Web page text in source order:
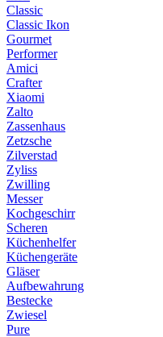
Classic
Classic Ikon
Gourmet
Performer
Amici
Crafter
Xiaomi
Zalto
Zassenhaus
Zetzsche
Zilverstad
Zyliss
Zwilling
Messer
Kochgeschirr
Scheren
Küchenhelfer
Küchengeräte
Gläser
Aufbewahrung
Bestecke
Zwiesel
Pure